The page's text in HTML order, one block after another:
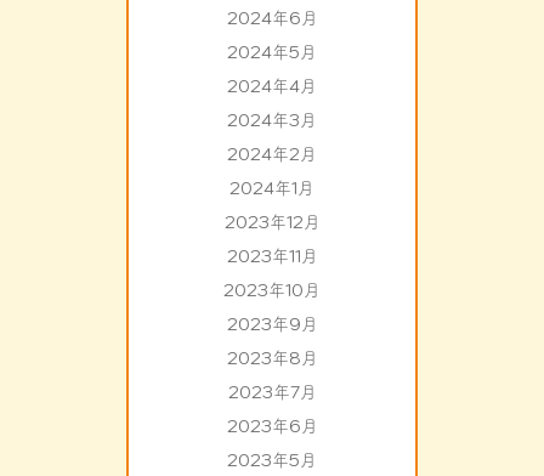
2024年6月
2024年5月
2024年4月
2024年3月
2024年2月
2024年1月
2023年12月
2023年11月
2023年10月
2023年9月
2023年8月
2023年7月
2023年6月
2023年5月